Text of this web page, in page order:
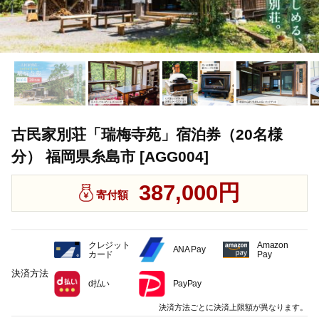
古民家別荘「瑞梅寺苑」宿泊券（20名様
分） 福岡県糸島市 [AGG004]
寄付額 387,000円
決済方法
クレジット
カード
ANA Pay
Amazon
Pay
d払い PayPay
決済方法ごとに決済上限額が異なります。